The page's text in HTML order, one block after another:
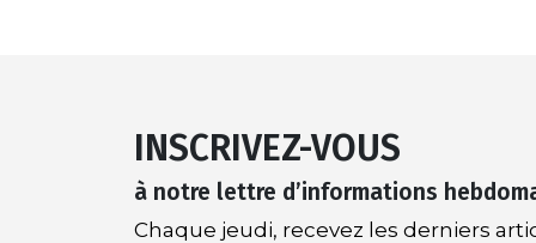
INSCRIVEZ-VOUS
à notre lettre d’informations
Chaque jeudi, recevez les derniers